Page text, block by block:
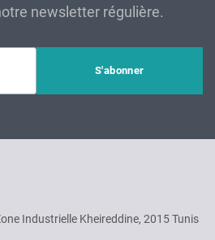
newsletter régulière.
Industrielle Kheireddine, 2015 Tunis